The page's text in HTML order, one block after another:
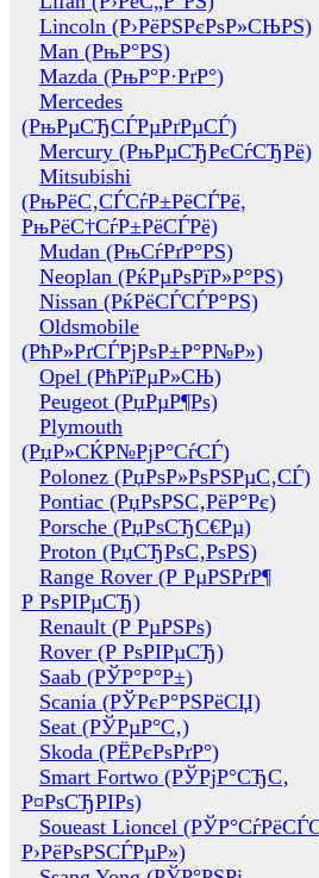
Lincoln (Р›РёРЅРєРѕР»СЊРЅ)
Man (РњР°РЅ)
Mazda (РњР°Р·РґР°)
Mercedes
(РњРµСЂСЃРµРґРµСЃ)
Mercury (РњРµСЂРєСѓСЂРё)
Mitsubishi
(РњРёС‚СЃСѓР±РёСЃРё,
РњРёС†СѓР±РёСЃРё)
Mudan (РњСѓРґР°РЅ)
Neoplan (РќРµРѕРїР»Р°РЅ)
Nissan (РќРёСЃСЃР°РЅ)
Oldsmobile
(РћР»РґСЃРјРѕР±Р°Р№Р»)
Opel (РћРїРµР»СЊ)
Peugeot (РџРµР¶Рѕ)
Plymouth
(РџР»СЌР№РјР°СѓСЃ)
Polonez (РџРѕР»РѕРЅРµС‚СЃ)
Pontiac (РџРѕРЅС‚РёР°Рє)
Porsche (РџРѕСЂС€Рµ)
Proton (РџСЂРѕС‚РѕРЅ)
Range Rover (Р РµРЅРґР¶
Р РѕРІРµСЂ)
Renault (Р РµРЅРѕ)
Rover (Р РѕРІРµСЂ)
Saab (РЎР°Р°Р±)
Scania (РЎРєР°РЅРёСЏ)
Seat (РЎРµР°С‚)
Skoda (РЁРєРѕРґР°)
Smart Fortwo (РЎРјР°СЂС‚
Р¤РѕСЂРІРѕ)
Soueast Lioncel
Р›РёРѕРЅСЃРµР»)